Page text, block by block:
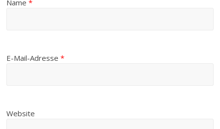
Name*
E-Mail-Adresse*
Website